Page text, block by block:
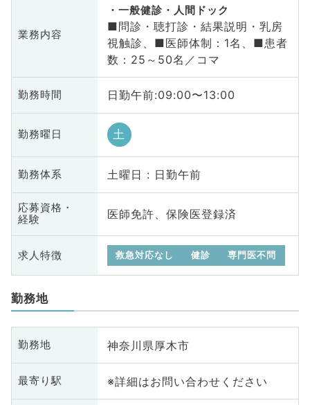
業務内容
一般健診・人間ドック
■問診・聴打診・結果説明・乳房
視触診、■医師体制：1名、■患者
数：25～50名／コマ
勤務時間 日勤午前:09:00〜13:00
勤務曜日 土
勤務体系 土曜日 : 日勤午前
応募資格・
経験
医師免許、保険医登録済
求人特徴 救急対応なし 健診 専門医不問
勤務地
勤務地 神奈川県厚木市
最寄り駅 ※詳細はお問い合わせください